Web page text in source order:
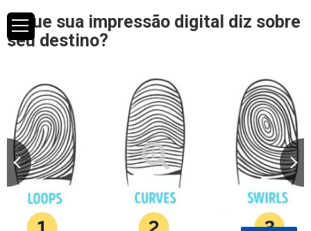
O que sua impressão digital diz sobre
seu destino?